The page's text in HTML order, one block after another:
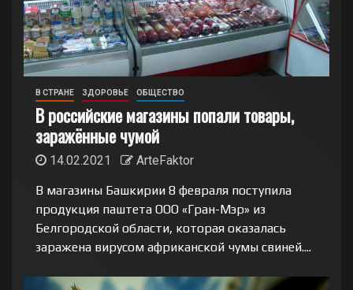
В СТРАНЕ ЗДОРОВЬЕ ОБЩЕСТВО
В российские магазины попали товары,
заражённые чумой
14.02.2021
ArteFaktor
В магазины Башкирии 8 февраля поступила
продукция паштета ООО «Гран-Мэр» из
Белгородской области, которая оказалась
заражена вирусом африканской чумы свиней....